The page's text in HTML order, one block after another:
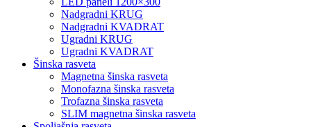
Nadgradni KRUG
Nadgradni KVADRAT
Ugradni KRUG
Ugradni KVADRAT
Šinska rasveta
Magnetna šinska rasveta
Monofazna šinska rasveta
Trofazna šinska rasveta
SLIM magnetna šinska rasveta